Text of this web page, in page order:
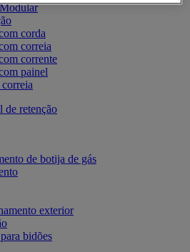
corda
correia
corrente
painel
de retenção
de botija de gás
exterior
bidões